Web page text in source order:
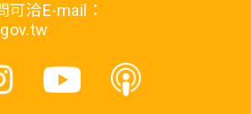
洽E-mail：